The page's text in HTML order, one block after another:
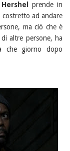
Hershel
prende in
costretto ad andare
ma ciò che è
altre persone, ha
che giorno dopo